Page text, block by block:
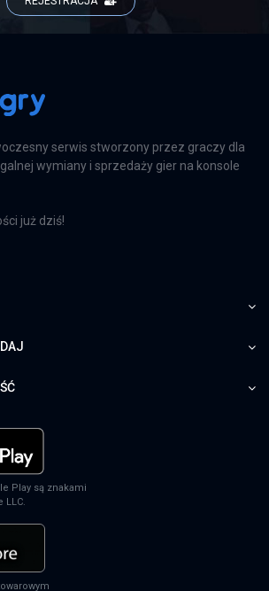
serwis stworzony przez graczy dla
wymiany i sprzedaży gier na konsole
już dziś!
Play są znakami
LLC.